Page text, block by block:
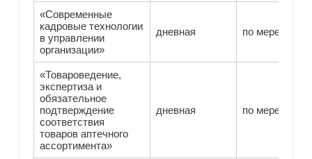
«Современные
кадровые технологии
в управлении
организации»
дневная по мере
«Товароведение,
экспертиза и
обязательное
подтверждение
соответствия
товаров аптечного
ассортимента»
дневная по мере